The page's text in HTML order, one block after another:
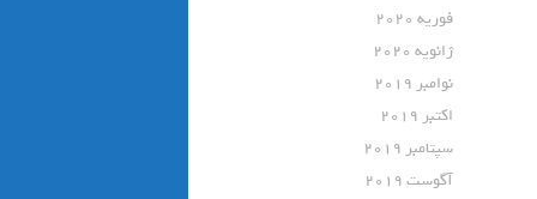
فوریه 2020
ژانویه 2020
نوامبر 2019
اکتبر 2019
سپتامبر 2019
آگوست 2019